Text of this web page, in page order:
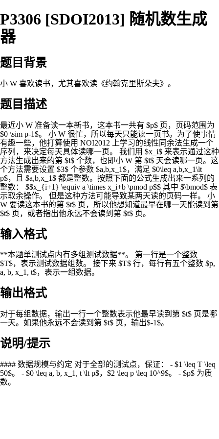
P3306 [SDOI2013] 随机数生成
器
题目背景
小 W 喜欢读书，尤其喜欢读《约翰克里斯朵夫》。
题目描述
最近小 W 准备读一本新书，这本书一共有 $p$ 页，页码范围为
$0 \sim p-1$。 小 W 很忙，所以每天只能读一页书。为了使事情
有趣一些，他打算使用 NOI2012 上学习的线性同余法生成一个
序列，来决定每天具体读哪一页。 我们用 $x_i$ 来表示通过这种
方法生成出来的第 $i$ 个数，也即小 W 第 $i$ 天会读哪一页。这
个方法需要设置 $3$ 个参数 $a,b,x_1$，满足 $0\leq a,b,x_1\lt
p$，且 $a,b,x_1$ 都是整数。按照下面的公式生成出来一系列的
整数： $$x_{i+1} \equiv a \times x_i+b \pmod p$$ 其中 $\bmod$ 表
示取余操作。 但是这种方法可能导致某两天读的页码一样。 小
W 要读这本书的第 $t$ 页，所以他想知道最早在哪一天能读到第
$t$ 页，或者指出他永远不会读到第 $t$ 页。
输入格式
**本题单测试点内有多组测试数据**。 第一行是一个整数
$T$，表示测试数据组数。 接下来 $T$ 行，每行有五个整数 $p,
a, b, x_1, t$，表示一组数据。
输出格式
对于每组数据，输出一行一个整数表示他最早读到第 $t$ 页是哪
一天。如果他永远不会读到第 $t$ 页，输出$-1$。
说明/提示
#### 数据规模与约定 对于全部的测试点，保证： - $1 \leq T \leq
50$。 - $0 \leq a, b, x_1, t \lt p$，$2 \leq p \leq 10^9$。 - $p$ 为质
数。